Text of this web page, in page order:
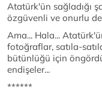
Atatürk'ün sağladığı
özgüvenli ve onurlu
Ama... Hala...
fotoğraflar, satıla-
bütünlüğü için
endişeler...
******